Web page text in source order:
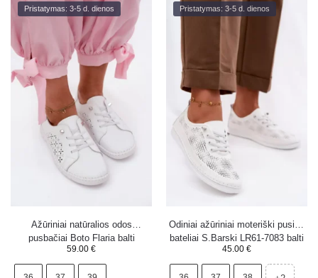
Pristatymas: 3-5 d. dienos
Ažūriniai natūralios odos
pusbačiai Boto Flaria balti
59.00 €
Pristatymas: 3-5 d. dienos
Odiniai ažūriniai moteriški pusiau
bateliai S.Barski LR61-7083 balti
45.00 €